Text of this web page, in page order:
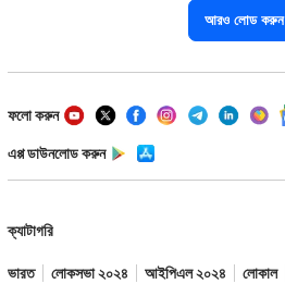
আরও লোড করুন
ফলো করুন
এপ্প ডাউনলোড করুন
ক্যাটাগরি
ভারত লোকসভা ২০২৪ আইপিএল ২০২৪ লোকাল